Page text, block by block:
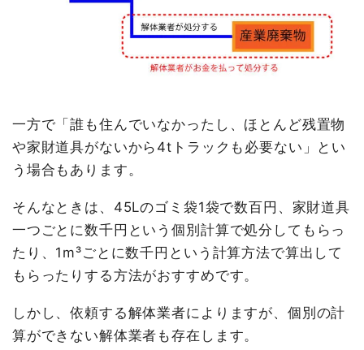
一方で「誰も住んでいなかったし、ほとんど残置物
や家財道具がないから4tトラックも必要ない」とい
う場合もあります。
そんなときは、45Lのゴミ袋1袋で数百円、家財道具
一つごとに数千円という個別計算で処分してもらっ
たり、1m³ごとに数千円という計算方法で算出して
もらったりする方法がおすすめです。
しかし、依頼する解体業者によりますが、個別の計
算ができない解体業者も存在します。